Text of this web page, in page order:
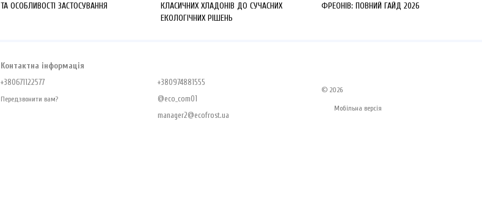
ТА ОСОБЛИВОСТІ ЗАСТОСУВАННЯ
КЛАСИЧНИХ ХЛАДОНІВ ДО СУЧАСНИХ
ЕКОЛОГІЧНИХ РІШЕНЬ
ФРЕОНІВ: ПОВНИЙ ГАЙД 2026
Контактна інформація
+380671122577
Передзвонити вам?
+380974881555
@eco_com01
manager2@ecofrost.ua
© 2026
Мобільна версія